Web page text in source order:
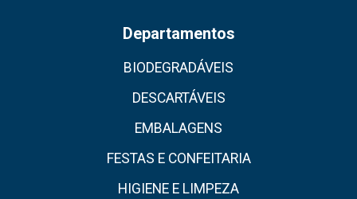
Departamentos
BIODEGRADÁVEIS
DESCARTÁVEIS
EMBALAGENS
FESTAS E CONFEITARIA
HIGIENE E LIMPEZA